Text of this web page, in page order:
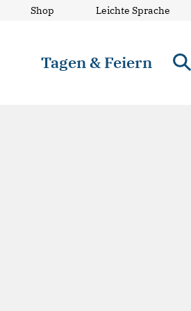
Shop Leichte Sprache
Tagen & Feiern